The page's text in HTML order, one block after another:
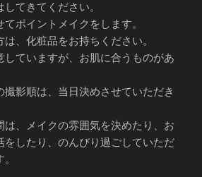
てきてください。
ポイントメイクをします。
、化粧品をお持ちください。
ていますが、お肌に合うものがあ
影順は、当日決めさせていただき
、メイクの雰囲気を決めたり、お
をしたり、のんびり過ごしていただ